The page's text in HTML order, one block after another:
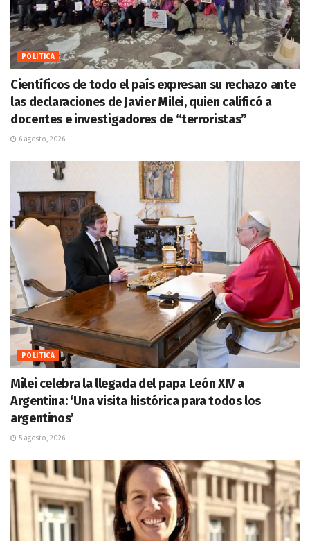
POLITICA
Científicos de todo el país expresan su rechazo ante
las declaraciones de Javier Milei, quien calificó a
docentes e investigadores de “terroristas”
6 agosto, 2026
POLITICA
Milei celebra la llegada del papa León XIV a
Argentina: ‘Una visita histórica para todos los
argentinos’
5 agosto, 2026